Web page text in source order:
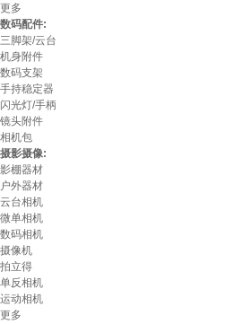
更多
数码配件:
三脚架/云台
机身附件
数码支架
手持稳定器
闪光灯/手柄
镜头附件
相机包
摄影摄像:
影棚器材
户外器材
云台相机
微单相机
数码相机
摄像机
拍立得
单反相机
运动相机
更多